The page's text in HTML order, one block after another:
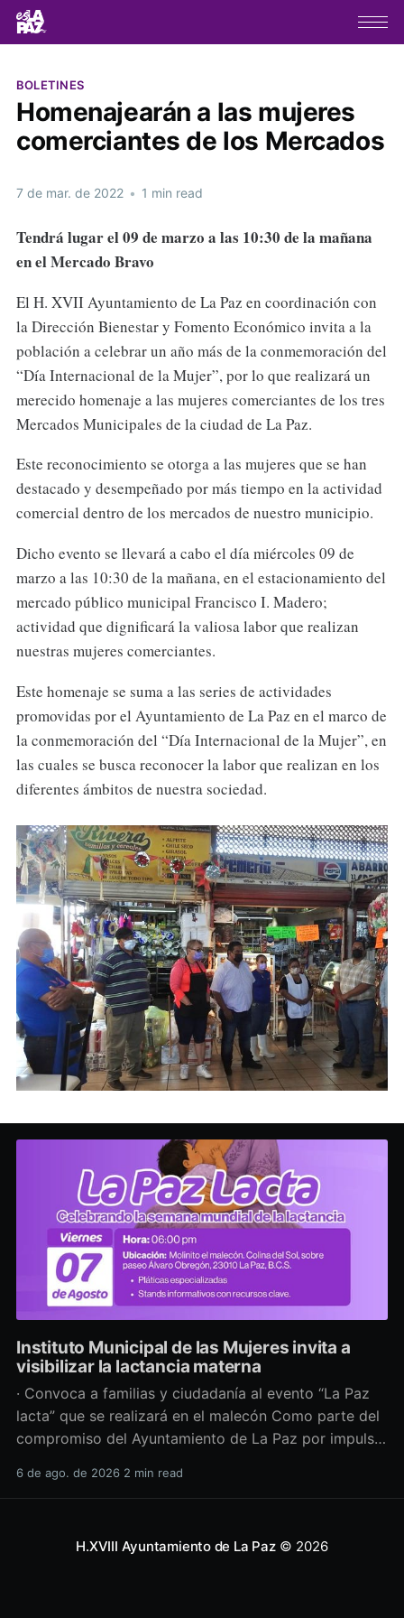
BOLETINES
Homenajearán a las mujeres
comerciantes de los Mercados
7 de mar. de 2022 • 1 min read
Tendrá lugar el 09 de marzo a las 10:30 de la mañana
en el Mercado Bravo
El H. XVII Ayuntamiento de La Paz en coordinación con
la Dirección Bienestar y Fomento Económico invita a la
población a celebrar un año más de la conmemoración del
“Día Internacional de la Mujer”, por lo que realizará un
merecido homenaje a las mujeres comerciantes de los tres
Mercados Municipales de la ciudad de La Paz.
Este reconocimiento se otorga a las mujeres que se han
destacado y desempeñado por más tiempo en la actividad
comercial dentro de los mercados de nuestro municipio.
Dicho evento se llevará a cabo el día miércoles 09 de
marzo a las 10:30 de la mañana, en el estacionamiento del
mercado público municipal Francisco I. Madero;
actividad que dignificará la valiosa labor que realizan
nuestras mujeres comerciantes.
Este homenaje se suma a las series de actividades
promovidas por el Ayuntamiento de La Paz en el marco de
la conmemoración del “Día Internacional de la Mujer”, en
las cuales se busca reconocer la labor que realizan en los
diferentes ámbitos de nuestra sociedad.
Instituto Municipal de las Mujeres invita a
visibilizar la lactancia materna
· Convoca a familias y ciudadanía al evento “La Paz
lacta” que se realizará en el malecón Como parte del
compromiso del Ayuntamiento de La Paz por impulsar
salud y los derechos de las mujeres, así como generar
6 de ago. de 2026 2 min read
H.XVIII Ayuntamiento de La Paz© 2026